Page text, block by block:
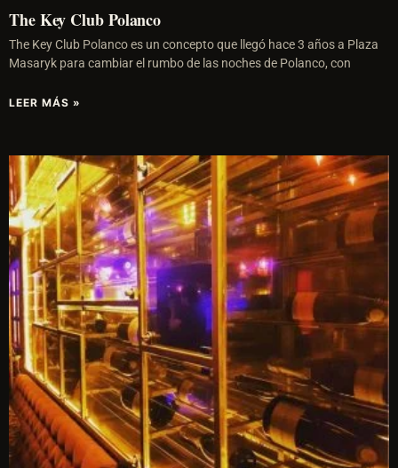
The Key Club Polanco
The Key Club Polanco es un concepto que llegó hace 3 años a Plaza
Masaryk para cambiar el rumbo de las noches de Polanco, con
LEER MÁS »